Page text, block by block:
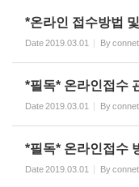
*온라인 접수방법
Date2019.03.01 Byconnet
*필독* 온라인접수
Date2019.03.01 Byconnet
*필독* 온라인접수
Date2019.03.01 Byconnet